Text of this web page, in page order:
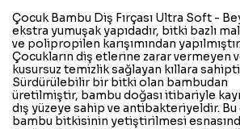
Çocuk Bambu Diş Fırçası Ultra Soft -
ekstra yumuşak yapıdadır, bitki bazlı
ve polipropilen karışımından yapılmıştır.
Çocukların diş etlerine zarar vermeyen
kusursuz temizlik sağlayan kıllara
Sürdürülebilir bir bitki olan bambudan
üretilmiştir, bambu doğası itibariyle
dış yüzeye sahip ve antibakteriyeldir. Bu
bambu bitkisinin yetiştirilmesi